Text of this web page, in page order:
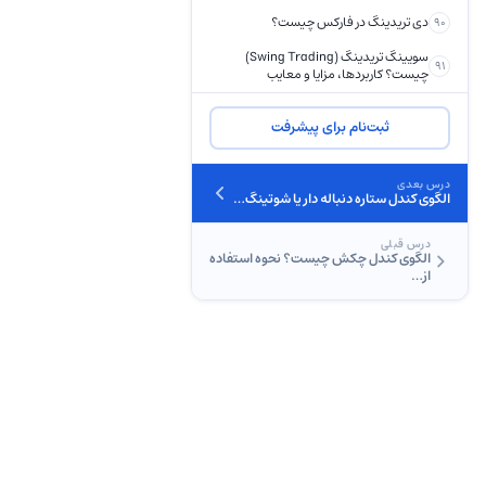
90 دی تریدینگ در فارکس چیست؟
91 سویینگ تریدینگ (Swing Trading)
چیست؟ کاربردها، مزایا و معایب
92 پوزیشن تریدینگ چیست؟
93نشانه‌های تغییر روند در فارکس؛ بهترین
روش تشخیص تغییر روند
94 بریک اوت (Break Out) چیست و چگونه می
توان از آن استفاده کرد؟
95 مولتی تایم فریم چیست؟ آموزش استفاده با
ذکر مثال
96
ثبت‌نام برای پیشرفت
درس بعدی
الگوی کندل ستاره دنباله دار یا شوتینگ…
درس قبلی
الگوی کندل چکش چیست؟ نحوه استفاده
از…